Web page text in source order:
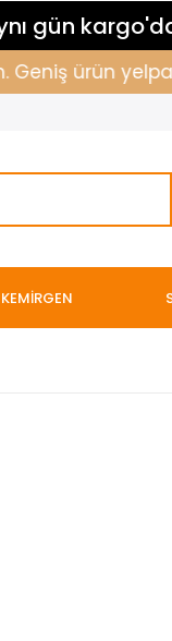
gün
ürün
KEMİRGEN